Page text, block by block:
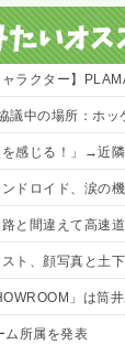
PLAMATEA「MXちゃん
ッケンハイム、タイ、南
じる！」→近隣住民
涙の機能が付いていて感情
違えて高速道路に着
真と土下座写真でバッ
」は筒
ム所属を発表